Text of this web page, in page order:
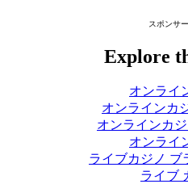
スポンサ
Explore
オンライ
オンラインカ
オンラインカ
オンライ
ライブカジノ ブ
ライブ